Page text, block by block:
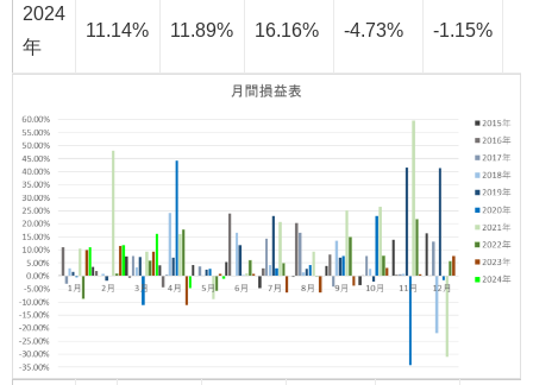
2024
年
11.14% 11.89% 16.16% -4.73% -1.15%